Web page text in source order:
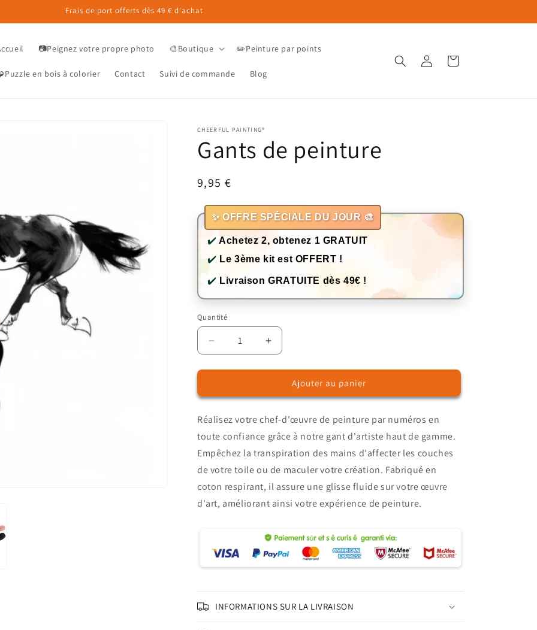
Frais de port offerts dès 49 € d'achat
📷Peignez votre propre photo 🎨Boutique ✏️Peinture par points
en bois à colorier Contact Suivi de commande Blog
Connexion Panier
CHEERFUL PAINTING®
Gants de peinture
Prix
9,95 €
✨ OFFRE SPÉCIALE DU JOUR 🎨
✔️ Achetez 2, obtenez 1 GRATUIT
✔️ Le 3ème kit est OFFERT !
✔️ Livraison GRATUITE dès 49€ !
Quantité
Quantité
Réduire
la
quantité
Gants
peinture
Augmenter
la
quantité
Gants
peinture
Ajouter au panier
Réalisez votre chef-d'œuvre de peinture par numéros en
toute confiance grâce à notre gant d'artiste haut de gamme.
Empêchez la transpiration des mains d'affecter les couches
de votre toile ou de maculer votre création. Fabriqué en
coton respirant, il assure une glisse fluide sur votre œuvre
d'art, améliorant ainsi votre expérience de peinture.
INFORMATIONS SUR LA LIVRAISON